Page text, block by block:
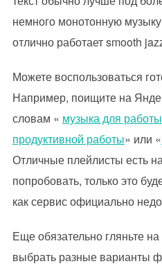
немного монотонную
отлично работает smooth
Можете воспользоваться
Например, поищите на
словам « музыка для работы
продуктивной работы» или «
Отличные плейлисты есть
попробовать, только это
как сервис официально
Еще обязательно гляньте
выбрать разные варианты